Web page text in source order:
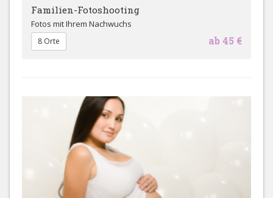
Familien-Fotoshooting
Fotos mit Ihrem Nachwuchs
ab 45 €
8 Orte